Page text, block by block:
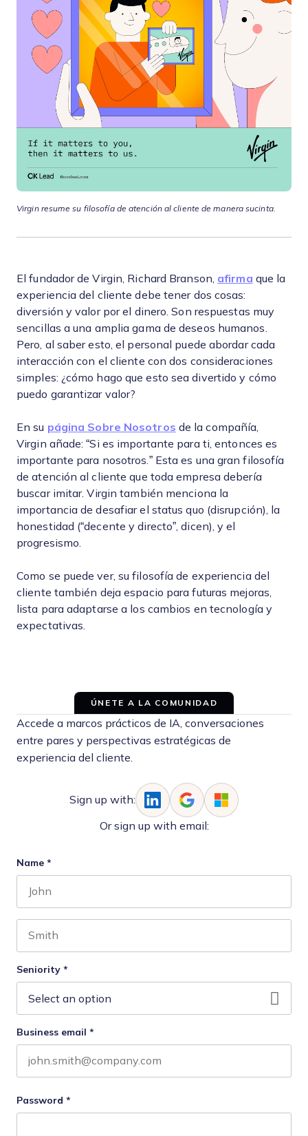
Virgin resume su filosofía de atención al cliente de manera sucinta.
El fundador de Virgin, Richard Branson, afirma que la
experiencia del cliente debe tener dos cosas:
diversión y valor por el dinero. Son respuestas muy
sencillas a una amplia gama de deseos humanos.
Pero, al saber esto, el personal puede abordar cada
interacción con el cliente con dos consideraciones
simples: ¿cómo hago que esto sea divertido y cómo
puedo garantizar valor?
En su página Sobre Nosotros de la compañía,
Virgin añade: “Si es importante para ti, entonces es
importante para nosotros.” Esta es una gran filosofía
de atención al cliente que toda empresa debería
buscar imitar. Virgin también menciona la
importancia de desafiar el status quo (disrupción), la
honestidad (“decente y directo”, dicen), y el
progresismo.
Como se puede ver, su filosofía de experiencia del
cliente también deja espacio para futuras mejoras,
lista para adaptarse a los cambios en tecnología y
expectativas.
ÚNETE A LA COMUNIDAD
Accede a marcos prácticos de IA, conversaciones
entre pares y perspectivas estratégicas de
experiencia del cliente.
Sign up with:
Or sign up with email:
Name *
Seniority *
Business email *
Password *